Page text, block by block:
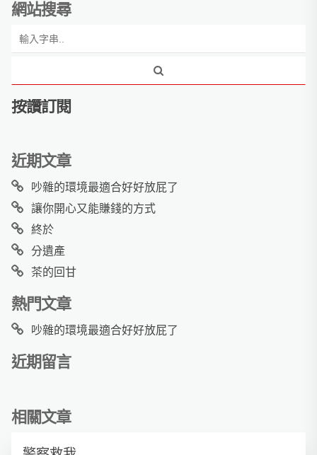
網站搜尋
按讚訂閱
近期文章
吵雜的環境最適合好好放屁了
讓你開心又能賺錢的方式
終於
分遺產
茶的回甘
熱門文章
吵雜的環境最適合好好放屁了
近期留言
相關文章